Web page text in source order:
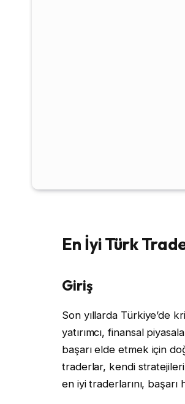
En İyi Türk
Giriş
Son yıllarda Türkiye’de
yatırımcı, finansal
başarı elde etmek için
traderlar, kendi stratejileri
en iyi traderlarını,